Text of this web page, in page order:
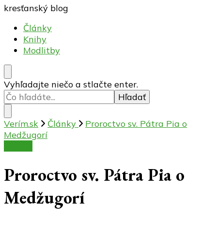
kresťanský blog
Články
Knihy
Modlitby
Hľadáte
niečo?
Vyhľadajte niečo a stlačte enter.
Verím.sk Články
Proroctvo sv. Pátra Pia o
Medžugorí
Proroctvo sv. Pátra Pia o
Medžugorí